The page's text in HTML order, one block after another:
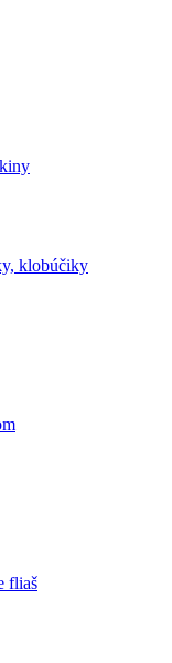
klobúčiky
fliaš